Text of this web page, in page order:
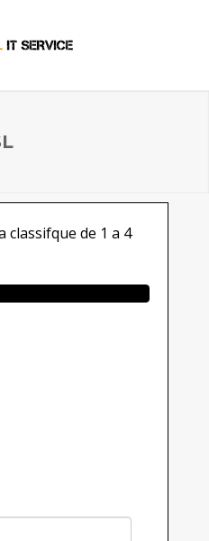
classifque de 1 a 4